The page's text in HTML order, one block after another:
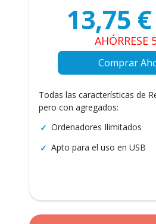
13,75 €
AHÓRRESE
Comprar
Todas las características de
pero con agregados:
Ordenadores Ilimitados
Apto para el uso en USB